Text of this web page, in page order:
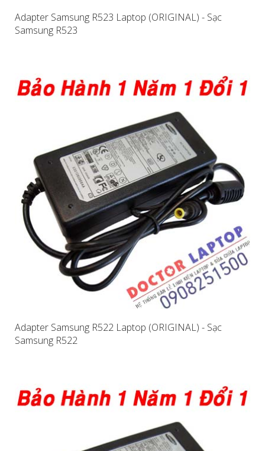
Adapter Samsung R523 Laptop (ORIGINAL) - Sạc
Samsung R523
Adapter Samsung R522 Laptop (ORIGINAL) - Sạc
Samsung R522